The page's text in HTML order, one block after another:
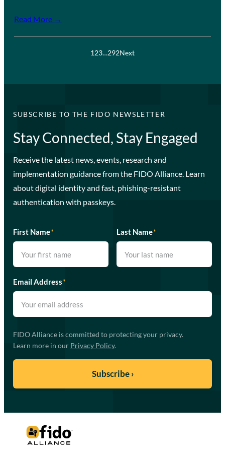
Read More →
123…292Next
SUBSCRIBE TO THE FIDO NEWSLETTER
Stay Connected, Stay Engaged
Receive the latest news, events, research and
implementation guidance from the FIDO Alliance. Learn
about digital identity and fast, phishing-resistant
authentication with passkeys.
First Name* Last Name*
Email Address*
FIDO Alliance is committed to protecting your privacy.
Learn more in our Privacy Policy.